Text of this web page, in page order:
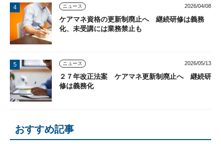
ニュース 2026/04/08
ケアマネ資格の更新制廃止へ 継続研修は義務
化、未受講には業務禁止も
ニュース 2026/05/13
２７年改正法案 ケアマネ更新制廃止へ 継続研
修は義務化
おすすめ記事